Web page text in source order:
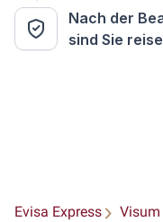
Nach der
sind Sie
Evisa Express Visum